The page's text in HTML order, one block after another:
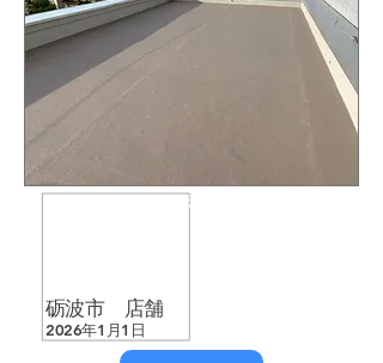
​砺波市 店舗
2026年1月1日
​防水工事 ​雨漏り修繕